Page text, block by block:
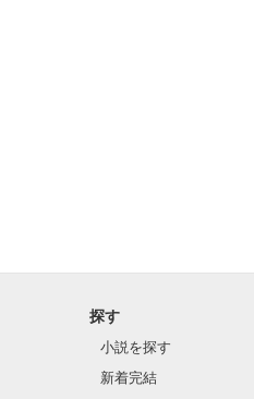
探す
小説を探す
新着完結